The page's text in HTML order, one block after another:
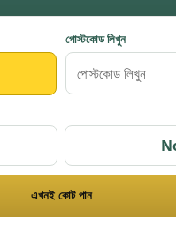
পোস্টকোড লিখুন
এখনই কোট পান